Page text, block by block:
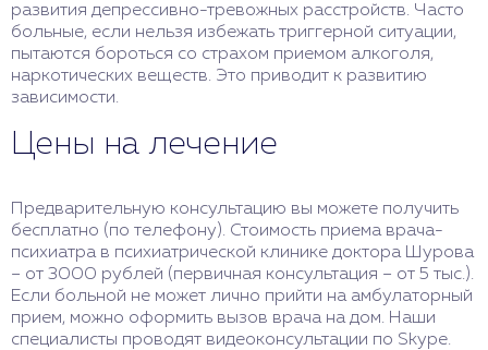
развития депрессивно-тревожных расстройств. Часто
больные, если нельзя избежать триггерной ситуации,
пытаются бороться со страхом приемом алкоголя,
наркотических веществ. Это приводит к развитию
зависимости.
Цены на лечение
Предварительную консультацию вы можете получить
бесплатно (по телефону). Стоимость приема врача-
психиатра в психиатрической клинике доктора Шурова
– от 3000 рублей (первичная консультация – от 5 тыс.).
Если больной не может лично прийти на амбулаторный
прием, можно оформить вызов врача на дом. Наши
специалисты проводят видеоконсультации по Skype.